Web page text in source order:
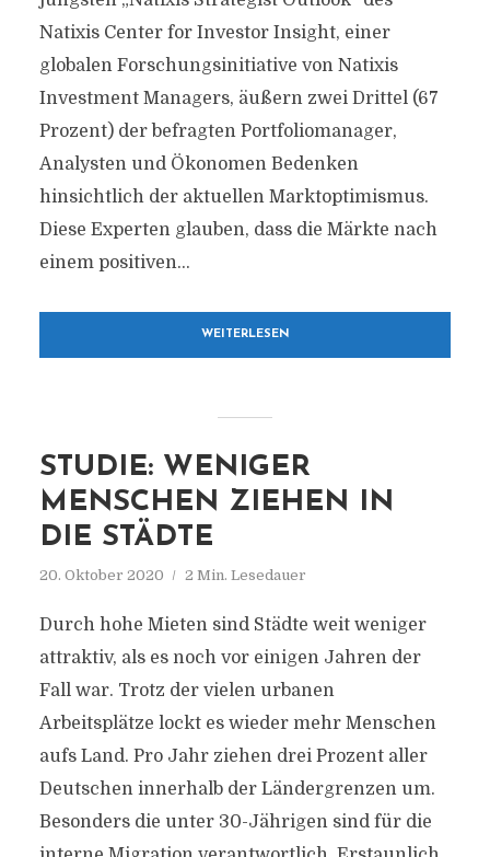
Natixis Center for Investor Insight, einer
globalen Forschungsinitiative von Natixis
Investment Managers, äußern zwei Drittel (67
Prozent) der befragten Portfoliomanager,
Analysten und Ökonomen Bedenken
hinsichtlich der aktuellen Marktoptimismus.
Diese Experten glauben, dass die Märkte nach
einem positiven...
WEITERLESEN
STUDIE: WENIGER
MENSCHEN ZIEHEN IN
DIE STÄDTE
20. Oktober 2020 2 Min. Lesedauer
Durch hohe Mieten sind Städte weit weniger
attraktiv, als es noch vor einigen Jahren der
Fall war. Trotz der vielen urbanen
Arbeitsplätze lockt es wieder mehr Menschen
aufs Land. Pro Jahr ziehen drei Prozent aller
Deutschen innerhalb der Ländergrenzen um.
Besonders die unter 30-Jährigen sind für die